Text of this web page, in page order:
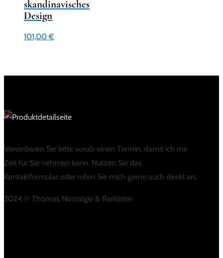
skandinavisches
Design
101,00€
Vereinbaren Sie bitte vorab einen Termin, damit ich mir
Zeit für Sie nehmen kann. Nutzen Sie das
Kontaktformular oder rufen Sie mich gerne auch direkt an.
2024 © Thomas Nostalgie & Raritäten